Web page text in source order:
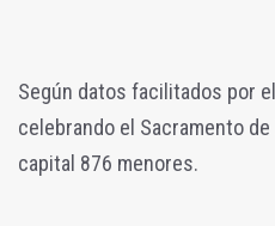
Según datos facilitados por
celebrando el Sacramento
capital 876 menores.